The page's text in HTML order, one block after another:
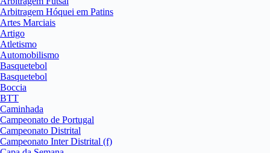
Arbitragem Hóquei em Patins
Artes Marciais
Artigo
Atletismo
Automobilismo
Basquetebol
Basquetebol
Boccia
BTT
Caminhada
Campeonato de Portugal
Campeonato Distrital
Campeonato Inter Distrital (f)